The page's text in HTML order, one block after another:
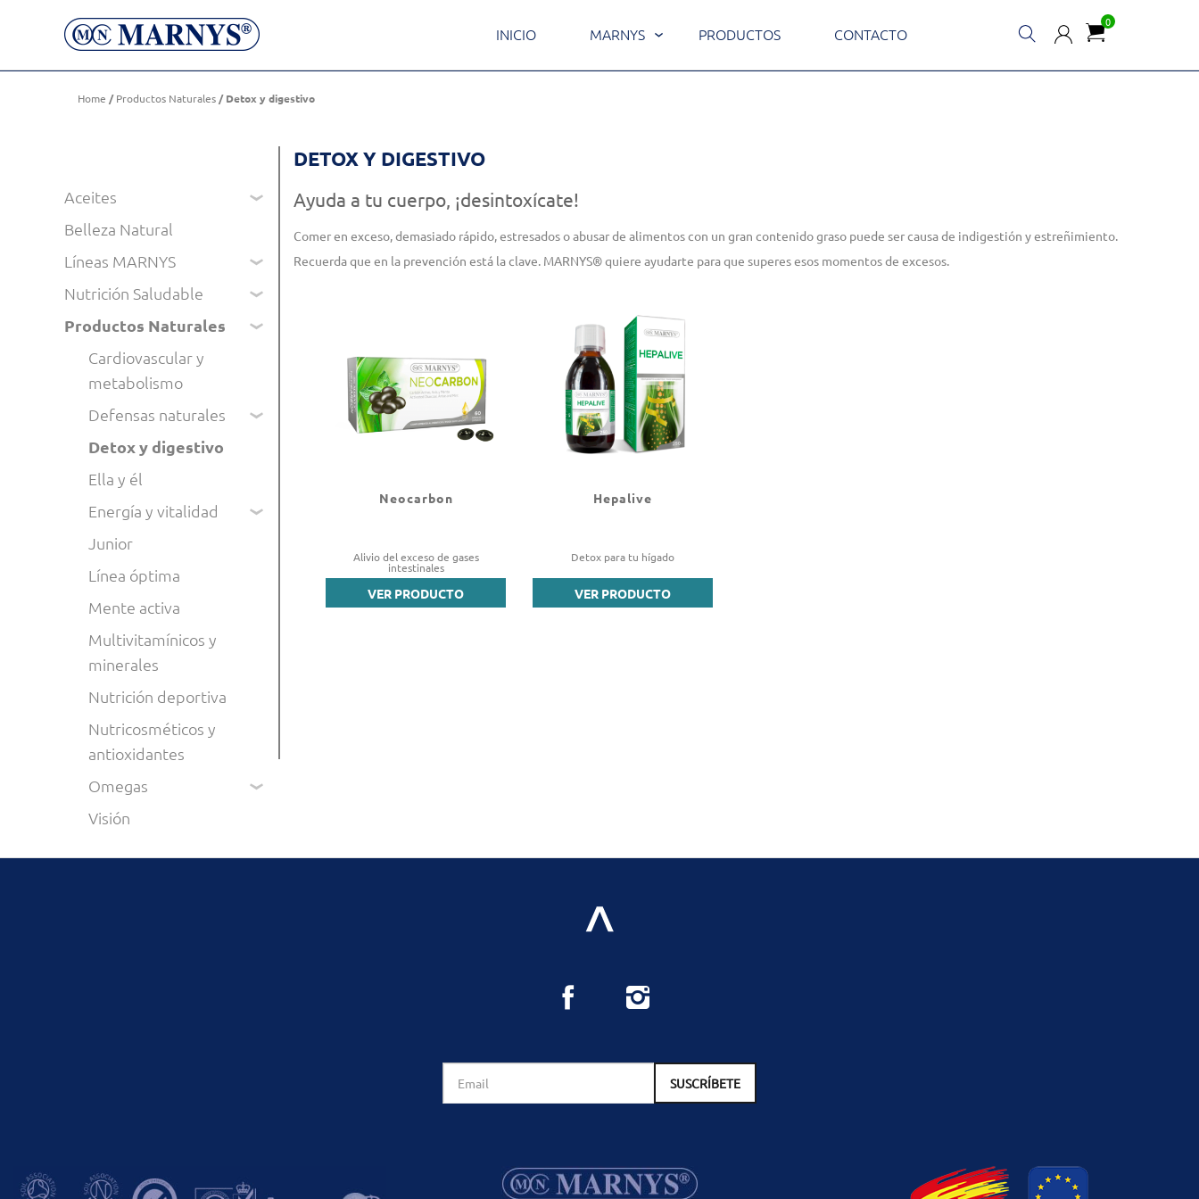
INICIO MARNYS PRODUCTOS CONTACTO
0
Detox y digestivo
Home /Productos Naturales / Detox y digestivo
DETOX Y DIGESTIVO
Aceites
Belleza Natural
Líneas MARNYS
Nutrición Saludable
Productos Naturales
Cardiovascular y
metabolismo
Defensas naturales
Detox y digestivo
Ella y él
Energía y vitalidad
Junior
Línea óptima
Mente activa
Multivitamínicos y
minerales
Nutrición deportiva
Nutricosméticos y
antioxidantes
Omegas
Visión
Ayuda a tu cuerpo, ¡desintoxícate!
Comer en exceso, demasiado rápido, estresados o abusar de alimentos con un gran contenido graso puede ser causa de indigestión y estreñimiento.
Recuerda que en la prevención está la clave. MARNYS® quiere ayudarte para que superes esos momentos de excesos.
Neocarbon
Alivio del exceso de gases
intestinales
VER PRODUCTO
Hepalive
Detox para tu hígado
VER PRODUCTO